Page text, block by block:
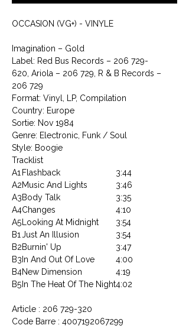
OCCASION (VG+) - VINYLE
Imagination ‎– Gold
Label: Red Bus Records ‎– 206 729-
620, Ariola ‎– 206 729, R & B Records ‎–
206 729
Format: Vinyl, LP, Compilation
Country: Europe
Sortie: Nov 1984
Genre: Electronic, Funk / Soul
Style: Boogie
Tracklist
A1 Flashback
3:44
A2Music And Lights
3:46
A3Body Talk
3:35
A4Changes
4:10
A5 Looking At Midnight
3:54
B1 Just An Illusion
3:54
B2Burnin' Up
3:47
B3 In And Out Of Love
4:00
B4New Dimension
4:19
B5 In The Heat Of The Night4:02
Article : 206 729-320
Code Barre : 4007192067299